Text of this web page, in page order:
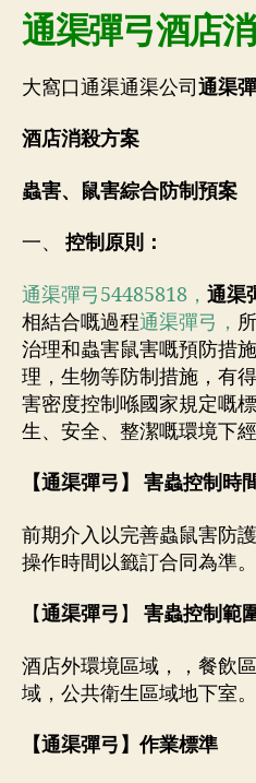
通渠彈弓酒店
大窩口通渠通渠公司通渠
酒店消殺方案
蟲害、鼠害綜合防制預案
一、 控制原則：
通渠彈弓54485818， 通渠
相結合嘅過程通渠彈弓，
治理和蟲害鼠害嘅預防措
理，生物等防制措施，有
害密度控制喺國家規定嘅
生、安全、整潔嘅環境下經
【通渠彈弓】 害蟲控制時
前期介入以完善蟲鼠害防
操作時間以籤訂合同為準。
【通渠彈弓 】 害蟲控制範
酒店外環境區域，，餐飲
域，公共衛生區域地下室。
【通渠彈弓】作業標準